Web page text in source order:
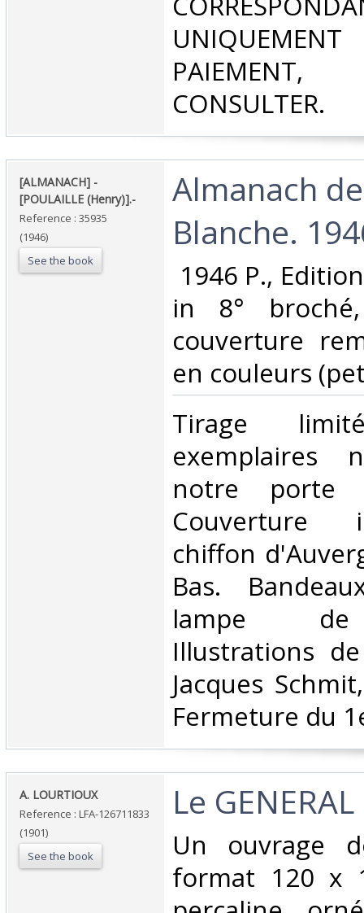
CONSULTER.‎
‎[ALMANACH] -
[POULAILLE (Henry)].-‎
Reference : 35935
(1946)
See the book
‎Almanach
Blanche.
1946 P.,
in 8°
couverture
en couleurs
‎Tirage
exemplaires
notre porte
Couverture
chiffon
Bas.
lampe de
Illustrations
Jacques
Fermeture du
‎A. LOURTIOUX‎
Reference : LFA-126711833
(1901)
See the book
‎Le
‎Un ouvrage
format 120 x